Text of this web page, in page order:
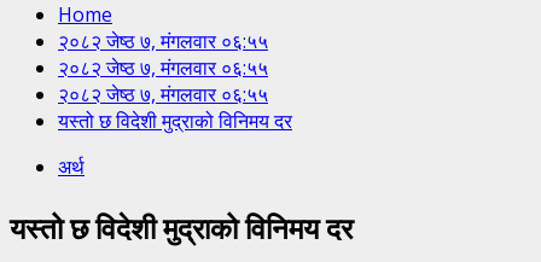
Home
२०८२ जेष्ठ ७, मंगलवार ०६:५५
२०८२ जेष्ठ ७, मंगलवार ०६:५५
२०८२ जेष्ठ ७, मंगलवार ०६:५५
यस्तो छ विदेशी मुद्राको विनिमय दर
अर्थ
यस्तो छ विदेशी मुद्राको विनिमय दर